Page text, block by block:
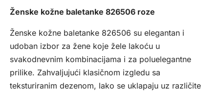
Ženske kožne baletanke 826506 roze
Ženske kožne baletanke 826506 su elegantan i
udoban izbor za žene koje žele lakoću u
svakodnevnim kombinacijama i za poluelegantne
prilike. Zahvaljujući klasičnom izgledu sa
teksturiranim dezenom, lako se uklapaju uz različite